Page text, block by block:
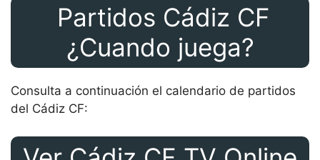
Partidos Cádiz CF
¿Cuando juega?
Consulta a continuación el calendario de partidos
del Cádiz CF: